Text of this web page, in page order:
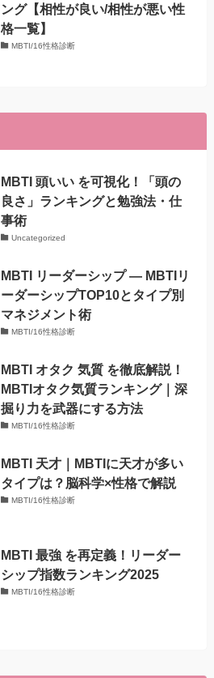
ング【相性が良い/相性が悪い性
格一覧】
MBTI/16性格診断
MBTI 頭いい を可視化！「頭の
良さ」ランキングと勉強法・仕
事術
Uncategorized
MBTI リーダーシップ — MBTIリ
ーダーシップTOP10とタイプ別
マネジメント術
MBTI/16性格診断
MBTI オタク 気質 を徹底解説！
MBTIオタク気質ランキング｜深
掘り力を武器にする方法
MBTI/16性格診断
MBTI 天才｜MBTIに天才が多い
タイプは？脳科学×性格で解説
MBTI/16性格診断
MBTI 最強 を再定義！リーダー
シップ指数ランキング2025
MBTI/16性格診断